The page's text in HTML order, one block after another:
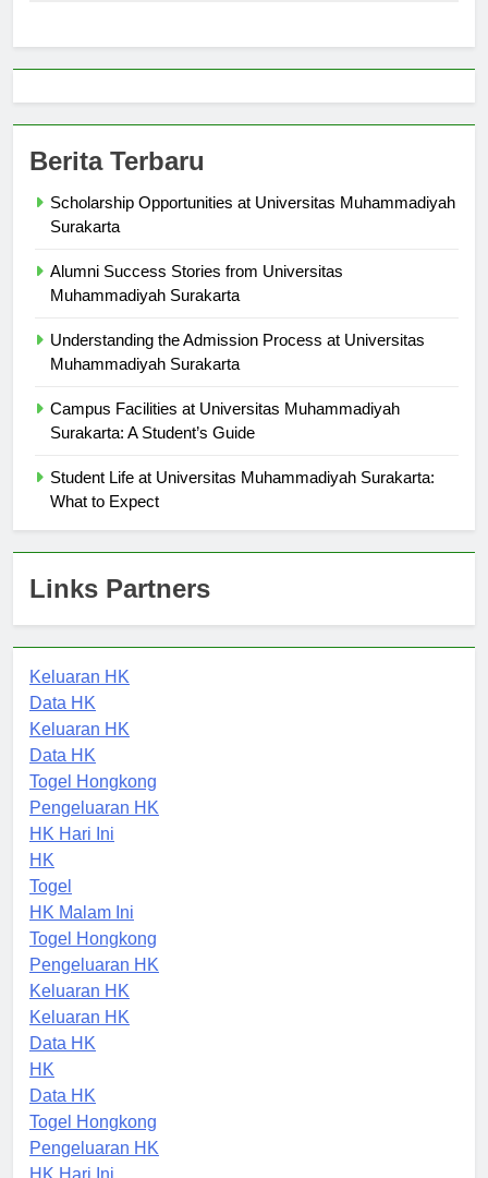
Berita Terbaru
Scholarship Opportunities at Universitas Muhammadiyah
Alumni Success Stories from Universitas
Understanding the Admission Process at Universitas
Campus Facilities at Universitas Muhammadiyah
Student Life at Universitas Muhammadiyah Surakarta:
Links Partners
Keluaran HK
Data HK
Keluaran HK
Data HK
Togel Hongkong
Pengeluaran HK
HK Hari Ini
HK
Togel
HK Malam Ini
Togel Hongkong
Pengeluaran HK
Keluaran HK
Keluaran HK
Data HK
HK
Data HK
Togel Hongkong
Pengeluaran HK